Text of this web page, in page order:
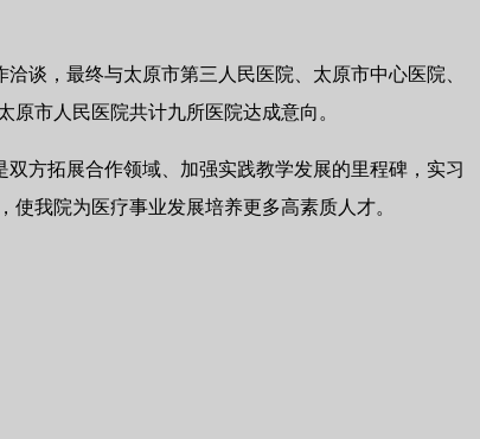
谈，最终与太原市第三人民医院、太原市中心医院、
市人民医院共计九所医院达成意向。
方拓展合作领域、加强实践教学发展的里程碑，实习
我院为医疗事业发展培养更多高素质人才。